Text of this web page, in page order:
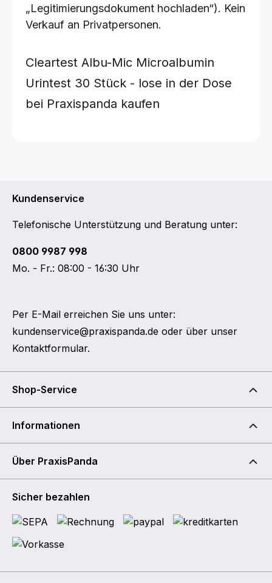
„Legitimierungsdokument hochladen“). Kein
Verkauf an Privatpersonen.
Cleartest Albu-Mic Microalbumin
Urintest 30 Stück - lose in der Dose
bei Praxispanda kaufen
Kundenservice
Telefonische Unterstützung und Beratung unter:
0800 9987 998
Mo. - Fr.: 08:00 - 16:30 Uhr
Per E-Mail erreichen Sie uns unter:
kundenservice@praxispanda.de oder über unser
Kontaktformular.
Shop-Service
Informationen
Über PraxisPanda
Sicher bezahlen